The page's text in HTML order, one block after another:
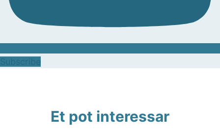
Et pot interessar